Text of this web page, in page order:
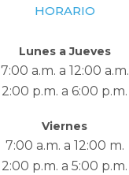
HORARIO
Lunes a Jueves
7:00 a.m. a 12:00 a.m.
2:00 p.m. a 6:00 p.m.
Viernes
7:00 a.m. a 12:00 m.
2:00 p.m. a 5:00 p.m.